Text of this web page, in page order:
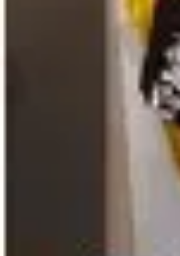
Zabawy dla dzieci